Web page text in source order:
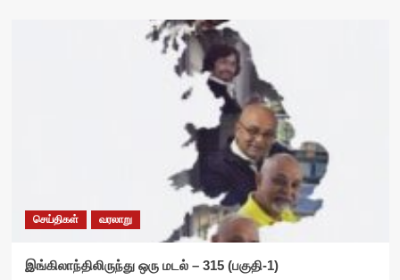
செய்திகள் வரலாறு
இங்கிலாந்திலிருந்து ஒரு மடல் – 315 (பகுதி-1)